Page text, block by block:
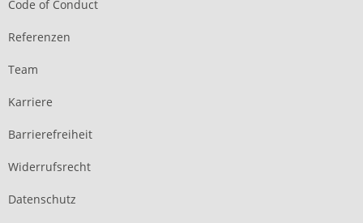
Code of Conduct
Referenzen
Team
Karriere
Barrierefreiheit
Widerrufsrecht
Datenschutz